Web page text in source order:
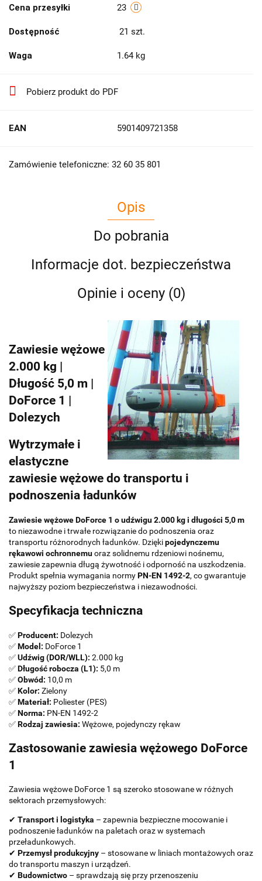
Cena przesyłki 23
Dostępność 21 szt.
Waga 1.64 kg
Pobierz produkt do PDF
EAN 5901409721358
Zamówienie telefoniczne: 32 60 35 801
Opis
Do pobrania
Informacje dot. bezpieczeństwa
Opinie i oceny (0)
Zawiesie wężowe
2.000 kg |
Długość 5,0 m |
DoForce 1 |
Dolezych
Wytrzymałe i
elastyczne
zawiesie wężowe do transportu i
podnoszenia ładunków
Zawiesie wężowe DoForce 1 o udźwigu 2.000 kg i długości 5,0 m
to niezawodne i trwałe rozwiązanie do podnoszenia oraz
transportu różnorodnych ładunków. Dziękipojedynczemu
rękawowi ochronnemuoraz solidnemu rdzeniowi nośnemu,
zawiesie zapewnia długą żywotność i odporność na uszkodzenia.
Produkt spełnia wymagania normyPN-EN 1492-2, co gwarantuje
najwyższy poziom bezpieczeństwa i niezawodności.
Specyfikacja techniczna
✅Producent: Dolezych
✅Model: DoForce 1
✅Udźwig (DOR/WLL): 2.000 kg
✅Długość robocza (L1): 5,0 m
✅Obwód: 10,0 m
✅Kolor: Zielony
✅Materiał: Poliester (PES)
✅Norma: PN-EN 1492-2
✅Rodzaj zawiesia: Wężowe, pojedynczy rękaw
Zastosowanie zawiesia wężowego DoForce
1
Zawiesia wężowe DoForce 1 są szeroko stosowane w różnych
sektorach przemysłowych:
✔ Transport i logistyka – zapewnia bezpieczne mocowanie i
podnoszenie ładunków na paletach oraz w systemach
przeładunkowych.
✔ Przemysł produkcyjny – stosowane w liniach montażowych oraz
do transportu maszyn i urządzeń.
✔ Budownictwo – sprawdzają się przy przenoszeniu